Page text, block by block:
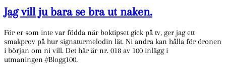
Jag vill ju bara se bra ut naken.
För er som inte var födda när boktipset gick på tv, ger jag ett
smakprov på hur signaturmelodin lät. Ni andra kan hålla för öronen
i början om ni vill. Det här är nr. 018 av 100 inlägg i
utmaningen #Blogg100.